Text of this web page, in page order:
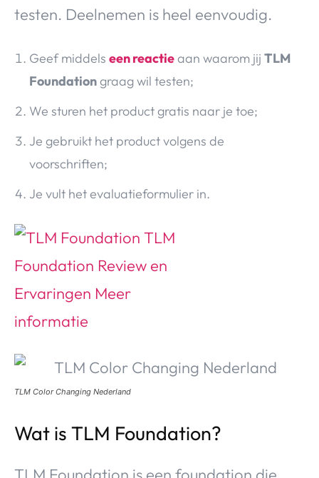
testen. Deelnemen is heel eenvoudig.
Geef middels een reactieaan waarom jij TLM
Foundationgraag wil testen;
We sturen het product gratis naar je toe;
Je gebruikt het product volgens de
voorschriften;
Je vult het evaluatieformulier in.
TLM Color Changing Nederland
Wat is TLM Foundation?